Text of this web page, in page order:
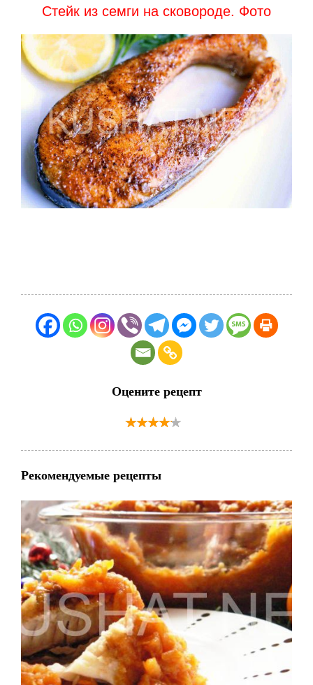
Стейк из семги на сковороде. Фото
Оцените рецепт
Рекомендуемые рецепты